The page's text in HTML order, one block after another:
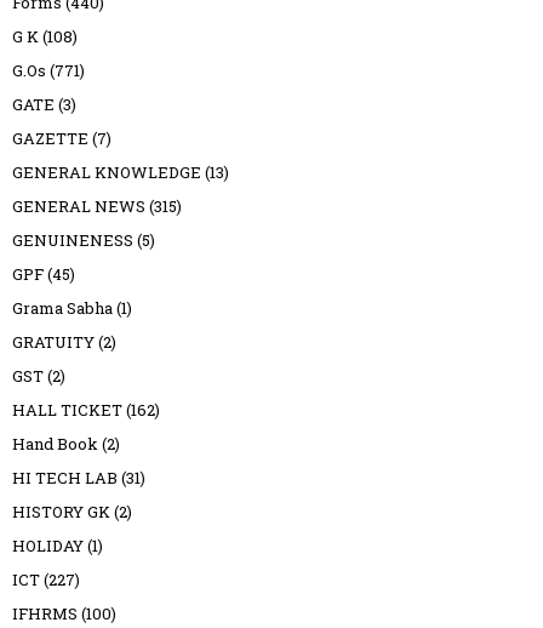
G K(108)
G.Os (771)
GATE (3)
GAZETTE (7)
GENERAL KNOWLEDGE (13)
GENERAL NEWS (315)
GENUINENESS (5)
GPF(45)
Grama Sabha(1)
GRATUITY(2)
GST(2)
HALL TICKET(162)
Hand Book(2)
HI TECH LAB (31)
HISTORY GK(2)
HOLIDAY(1)
ICT(227)
IFHRMS (100)